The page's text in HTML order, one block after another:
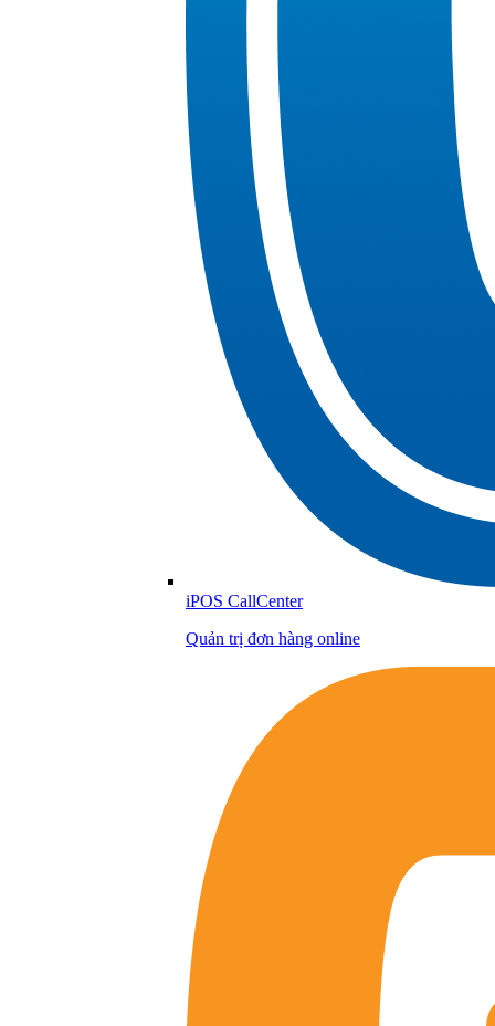
iPOS CallCenter
Quản trị đơn hàng online